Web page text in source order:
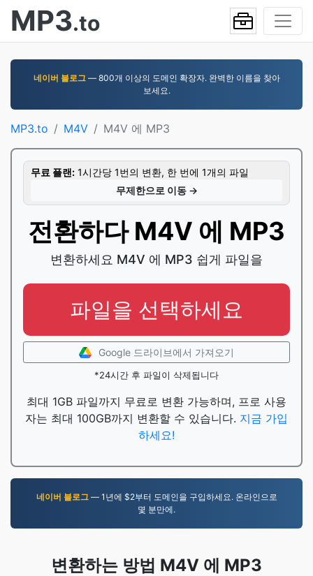
MP3.to
네이버 블로그— 800개 이상의 도메인 확장자. 완벽한 이름을 찾아
보세요.
MP3.to M4V M4V 에 MP3
무료 플랜: 1시간당 1번의 변환, 한 번에 1개의 파일
무제한으로 이동 →
전환하다 M4V 에 MP3
변환하세요 M4V 에 MP3 쉽게 파일을
파일을 선택하세요
Google 드라이브에서 가져오기
*24시간 후 파일이 삭제됩니다
최대 1GB 파일까지 무료로 변환 가능하며, 프로 사용
자는 최대 100GB까지 변환할 수 있습니다. 지금 가입
하세요!
네이버 블로그— 1년에 $2부터 도메인을 구입하세요. 온라인으로
몇 분만에.
변환하는 방법 M4V 에 MP3